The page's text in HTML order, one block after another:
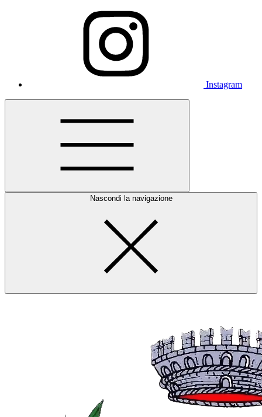
Instagram
Nascondi la navigazione